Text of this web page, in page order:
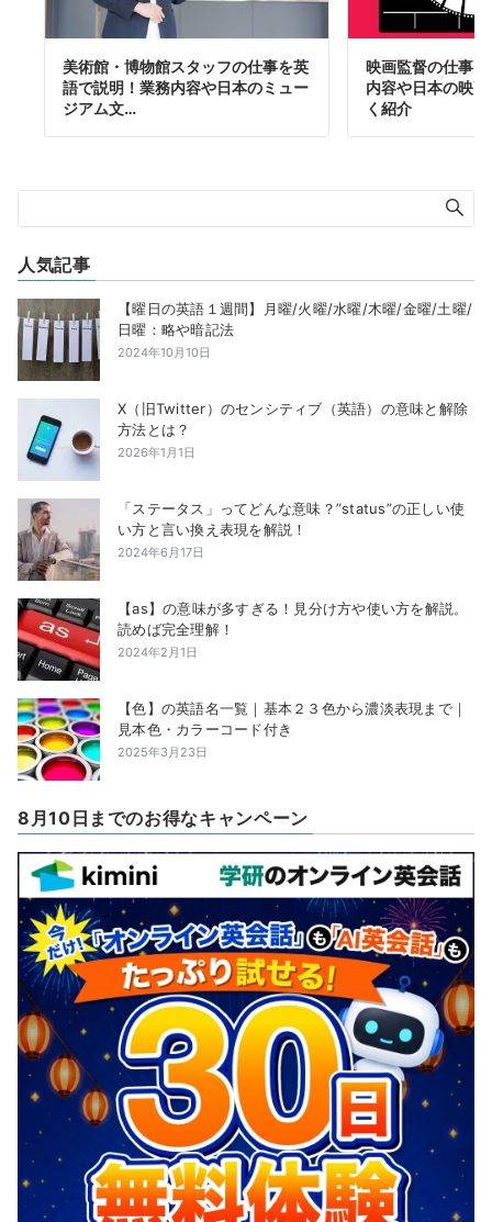
美術館・博物館スタッフの仕事を英
語で説明！業務内容や日本のミュー
ジアム文…
映画監督の仕事
内容や日本の映
く紹介
人気記事
【曜日の英語１週間】月曜/火曜/水曜/木曜/金曜/土曜/
日曜：略や暗記法
2024年10月10日
X（旧Twitter）のセンシティブ（英語）の意味と解除
方法とは？
2026年1月1日
「ステータス」ってどんな意味？”status”の正しい使
い方と言い換え表現を解説！
2024年6月17日
【as】の意味が多すぎる！見分け方や使い方を解説。
読めば完全理解！
2024年2月1日
【色】の英語名一覧｜基本２３色から濃淡表現まで｜
見本色・カラーコード付き
2025年3月23日
8月10日までのお得なキャンペーン